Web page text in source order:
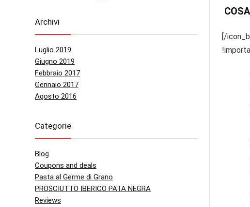
[/
Archivi
Luglio 2019
Giugno 2019
Febbraio 2017
Gennaio 2017
Agosto 2016
Categorie
Blog
Coupons and deals
Pasta al Germe di Grano
PROSCIUTTO IBERICO PATA NEGRA
Reviews